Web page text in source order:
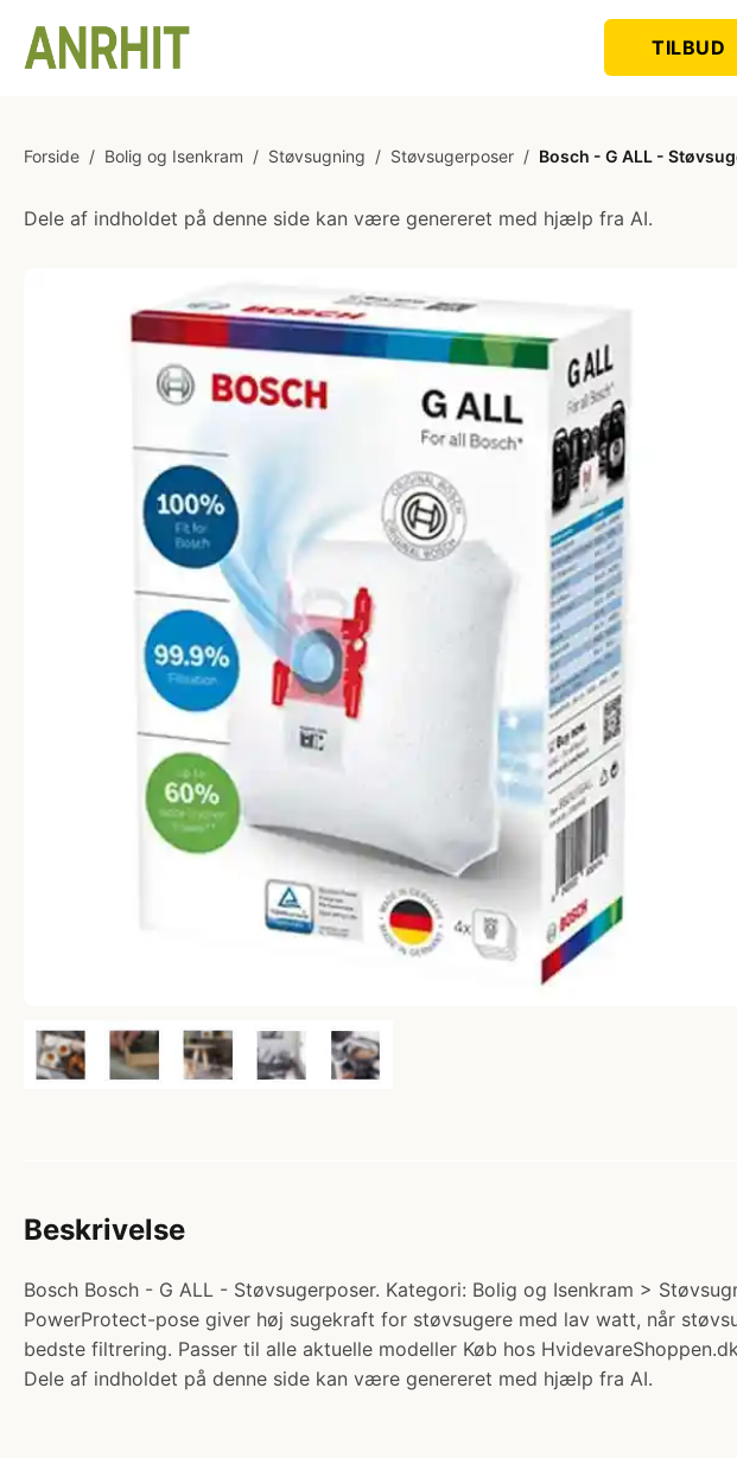
TILBUD
Forside / Bolig og Isenkram / Støvsugning / Støvsugerposer / Bosch - G ALL -
Dele af indholdet på denne side kan være genereret med hjælp fra AI.
Beskrivelse
Bosch Bosch - G ALL - Støvsugerposer. Kategori: Bolig og Isenkram >
PowerProtect-pose giver høj sugekraft for støvsugere med lav watt, når
bedste filtrering. Passer til alle aktuelle modeller Køb hos
Dele af indholdet på denne side kan være genereret med hjælp fra AI.